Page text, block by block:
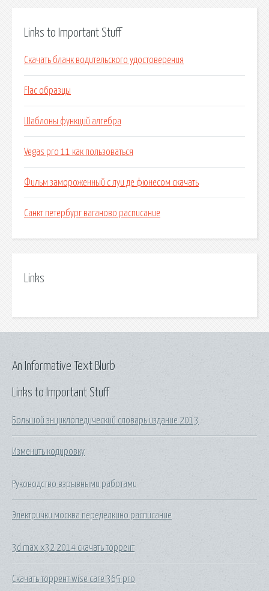
Links to Important Stuff
Скачать бланк водительского удостоверения
Flac образцы
Шаблоны функций алгебра
Vegas pro 11 как пользоваться
Фильм замороженный с луи де фюнесом скачать
Санкт петербург ваганово расписание
Links
Links to Important Stuff
Большой энциклопедический словарь издание 2013
Изменить кодировку
Руководство взрывными работами
Электрички москва переделкино расписание
3d max x32 2014 скачать торрент
Скачать торрент wise care 365 pro
An Informative Text Blurb